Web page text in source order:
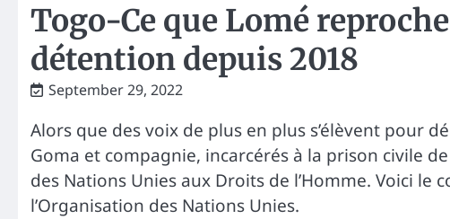
Togo-Ce que Lomé
détention depuis 2018
September 29, 2022
Alors que des voix de plus en plus s’élèvent pour
Goma et compagnie, incarcérés à la prison civile
des Nations Unies aux Droits de l’Homme. Voici le
l’Organisation des Nations Unies.